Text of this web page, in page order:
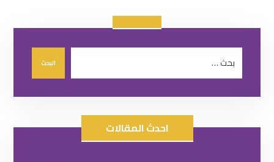
احدث المقالات